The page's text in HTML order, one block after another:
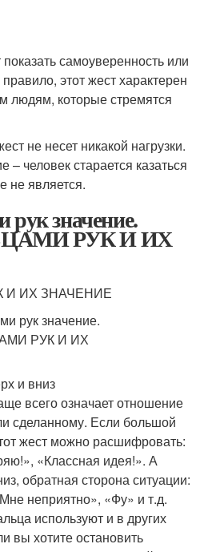
самоуверенность или
этот жест характерен
людям, которые стремятся
не несет никакой нагрузки.
человек старается казаться
не является.
значение.
РУК И ИХ
ИХ ЗНАЧЕНИЕ
и вниз
всего означает отношение
сделанному. Если большой
жест можно расшифровать:
«Классная идея!». А
обратная сторона ситуации:
неприятно», «Фу» и т.д.
используют и в других
вы хотите остановить